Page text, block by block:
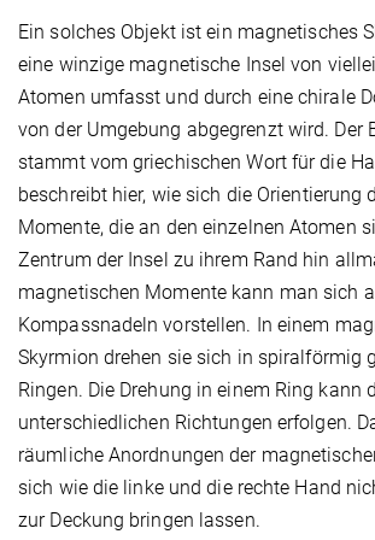
Ein solches Objekt ist ein magnetisches
eine winzige magnetische Insel von
Atomen umfasst und durch eine chirale
von der Umgebung abgegrenzt wird. Der
stammt vom griechischen Wort für die
beschreibt hier, wie sich die Orientierung
Momente, die an den einzelnen Atomen
Zentrum der Insel zu ihrem Rand hin
magnetischen Momente kann man sich
Kompassnadeln vorstellen. In einem
Skyrmion drehen sie sich in spiralförmig
Ringen. Die Drehung in einem Ring kann
unterschiedlichen Richtungen erfolgen.
räumliche Anordnungen der
sich wie die linke und die rechte Hand
zur Deckung bringen lassen.